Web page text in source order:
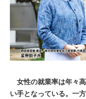
女性の就業率は年々
い手となっている。一